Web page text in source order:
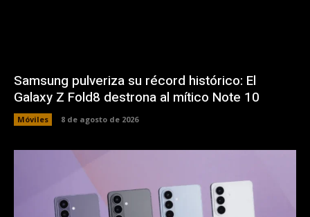
Samsung pulveriza su récord histórico: El
Galaxy Z Fold8 destrona al mítico Note 10
Móviles 8 de agosto de 2026